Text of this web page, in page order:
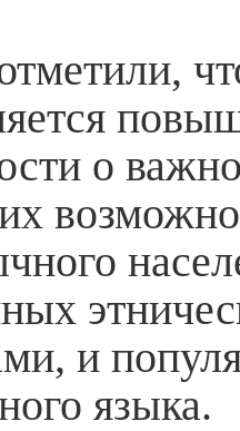
о
и
языка.